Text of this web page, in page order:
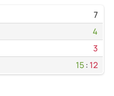
7
4
3
15: 12